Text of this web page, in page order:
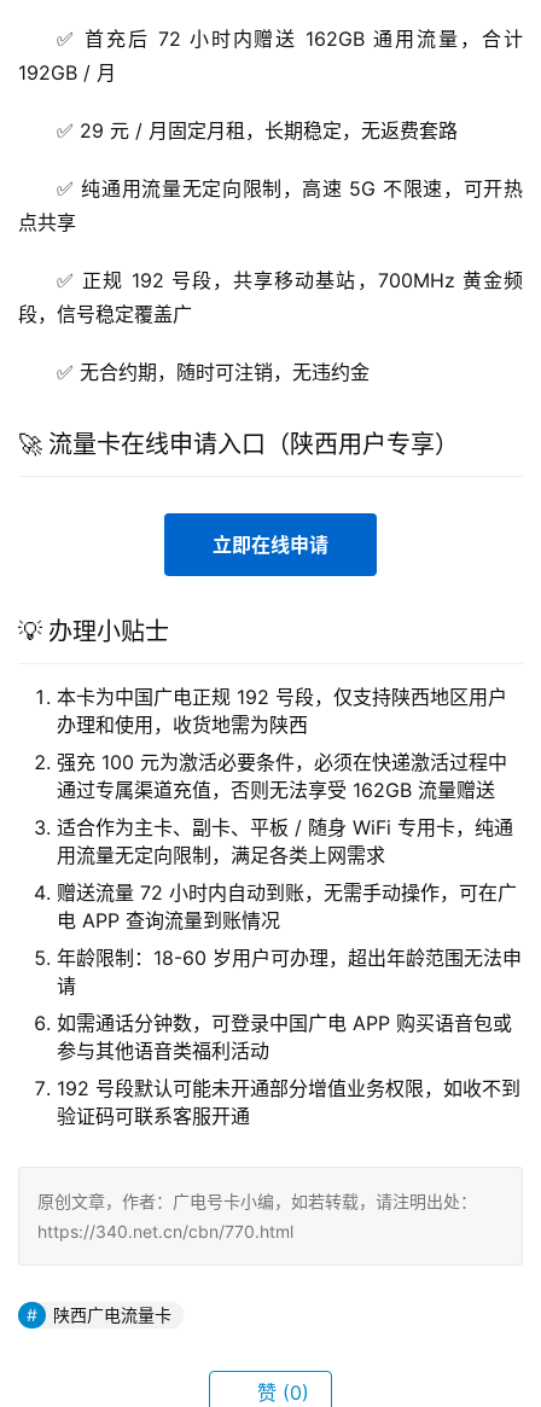
✅ 首充后 72 小时内赠送 162GB 通用流量，合计
192GB / 月
✅ 29 元 / 月固定月租，长期稳定，无返费套路
✅ 纯通用流量无定向限制，高速 5G 不限速，可开热
点共享
✅ 正规 192 号段，共享移动基站，700MHz 黄金频
段，信号稳定覆盖广
✅ 无合约期，随时可注销，无违约金
🚀 流量卡在线申请入口（陕西用户专享）
立即在线申请
💡 办理小贴士
本卡为中国广电正规 192 号段，仅支持陕西地区用户
办理和使用，收货地需为陕西
强充 100 元为激活必要条件，必须在快递激活过程中
通过专属渠道充值，否则无法享受 162GB 流量赠送
适合作为主卡、副卡、平板 / 随身 WiFi 专用卡，纯通
用流量无定向限制，满足各类上网需求
赠送流量 72 小时内自动到账，无需手动操作，可在广
电 APP 查询流量到账情况
年龄限制：18-60 岁用户可办理，超出年龄范围无法申
请
如需通话分钟数，可登录中国广电 APP 购买语音包或
参与其他语音类福利活动
192 号段默认可能未开通部分增值业务权限，如收不到
验证码可联系客服开通
原创文章，作者：广电号卡小编，如若转载，请注明出处：
https://340.net.cn/cbn/770.html
陕西广电流量卡
赞 (0)